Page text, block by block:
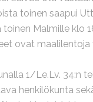
toinen saapui
toinen Malmille klo
ovat maalilentoja
1/Le.Lv. 34:n
henkilökunta